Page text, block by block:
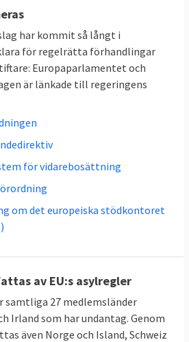
förlängning med samma
uppfyller ett av tre
asylprövning
under högst tolv
ska hållas i eller i
utgör en risk för allmän
nationell säkerhet
har lämnat falsk
eller dokument
har kommit så långt i
för regelrätta förhandlingar
Europaparlamentet och
är länkade till regeringens
för vidarebosättning
om det europeiska stödkontoret
av EU:s asylregler
samtliga 27 medlemsländer
Irland som har undantag. Genom
även Norge och Island, Schweiz